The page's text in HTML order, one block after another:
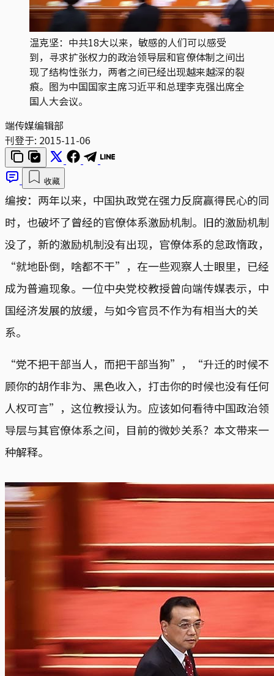
温克坚：中共18大以来，敏感的人们可以感受
到，寻求扩张权力的政治领导层和官僚体制之间出
现了结构性张力，两者之间已经出现越来越深的裂
痕。图为中国国家主席习近平和总理李克强出席全
国人大会议。
端传媒编辑部
刊登于: 2015-11-06
收藏
编按：两年以来，中国执政党在强力反腐赢得民心的同
时，也破坏了曾经的官僚体系激励机制。旧的激励机制
没了，新的激励机制没有出现，官僚体系的怠政惰政，
“就地卧倒，啥都不干”，在一些观察人士眼里，已经
成为普遍现象。一位中央党校教授曾向端传媒表示，中
国经济发展的放缓，与如今官员不作为有相当大的关
系。
“党不把干部当人，而把干部当狗”，“升迁的时候不
顾你的胡作非为、黑色收入，打击你的时候也没有任何
人权可言”，这位教授认为。应该如何看待中国政治领
导层与其官僚体系之间，目前的微妙关系？本文带来一
种解释。